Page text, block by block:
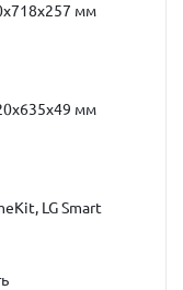
мм
мм
LG Smart